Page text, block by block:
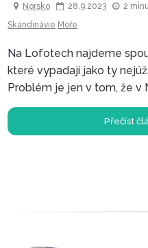
Nejhezčí pláže
jsem navštívil
Norsko 28.9.2023 2
Skandinávie Moře
Na Lofotech najdeme
které vypadají jako ty
Problém je jen v tom, že v
chladněji, takže pláže
Přečíst